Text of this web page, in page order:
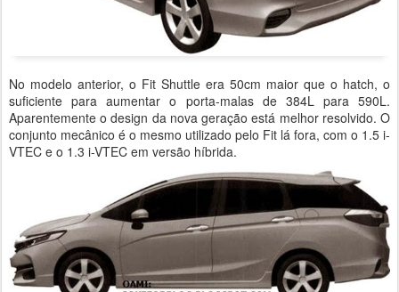
No modelo anterior, o Fit Shuttle era 50cm maior que o hatch, o
suficiente para aumentar o porta-malas de 384L para 590L.
Aparentemente o design da nova geração está melhor resolvido. O
conjunto mecânico é o mesmo utilizado pelo Fit lá fora, com o 1.5 i-
VTEC e o 1.3 i-VTEC em versão híbrida.